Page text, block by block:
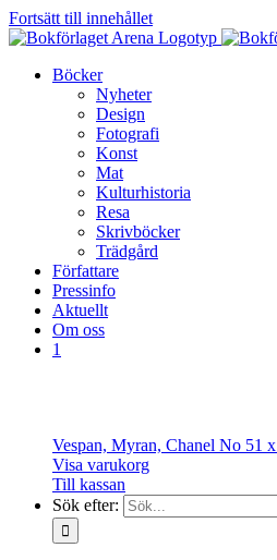
Fortsätt till innehållet
Böcker
Nyheter
Design
Fotografi
Konst
Mat
Kulturhistoria
Resa
Skrivböcker
Trädgård
Författare
Pressinfo
Aktuellt
Om oss
1
Vespan, Myran, Chanel No 51 x
Visa varukorg
Till kassan
Sök efter: